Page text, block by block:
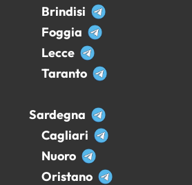
Brindisi
Foggia
Lecce
Taranto
Sardegna
Cagliari
Nuoro
Oristano